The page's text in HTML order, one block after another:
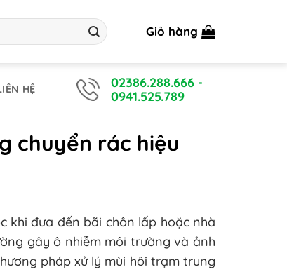
Giỏ hàng
HỆ 02386.288.666 -
0941.525.789
chuyển rác hiệu
đưa đến bãi chôn lấp hoặc nhà
gây ô nhiễm môi trường và ảnh
pháp xử lý mùi hôi trạm trung